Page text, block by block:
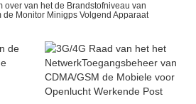
over van het de Brandstofniveau van
de Monitor Minigps Volgend Apparaat